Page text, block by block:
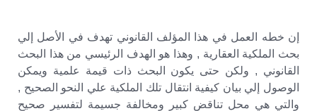
إن خطه العمل في هذا المؤلف القانوني تهدف في الأصل إلي
بحث الملكية العقارية , وهذا هو الهدف الرئيسي من هذا البحث
القانوني , ولكن حتى يكون البحث ذات قيمة علمية ويمكن
الوصول إلي بيان كيفية انتقال تلك الملكية علي النحو الصحيح ,
والتي هي محل تناقض كبير ومخالفة جسيمة لتفسير صحيح